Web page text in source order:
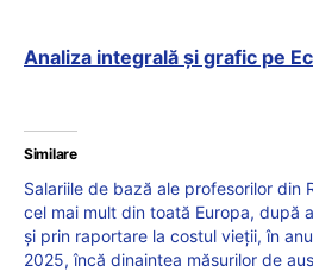
Analiza integrală și grafic pe
Similare
Salariile de bază ale profesorilor din
cel mai mult din toată Europa, după
și prin raportare la costul vieții, în
2025, încă dinaintea măsurilor de